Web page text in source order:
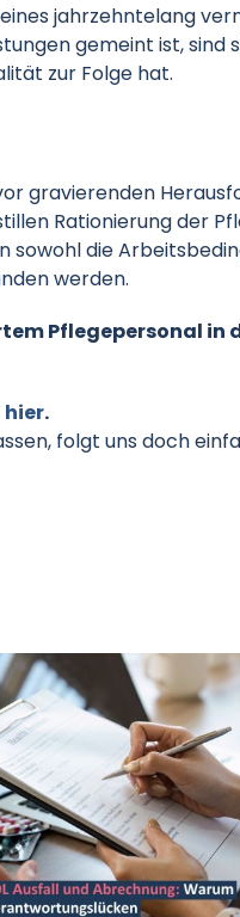
jahrzehntelang
gemeint ist,
zur Folge hat.
gravierenden
Rationierung der
sowohl die
werden.
Pflegepersonal
hier.
folgt uns doch